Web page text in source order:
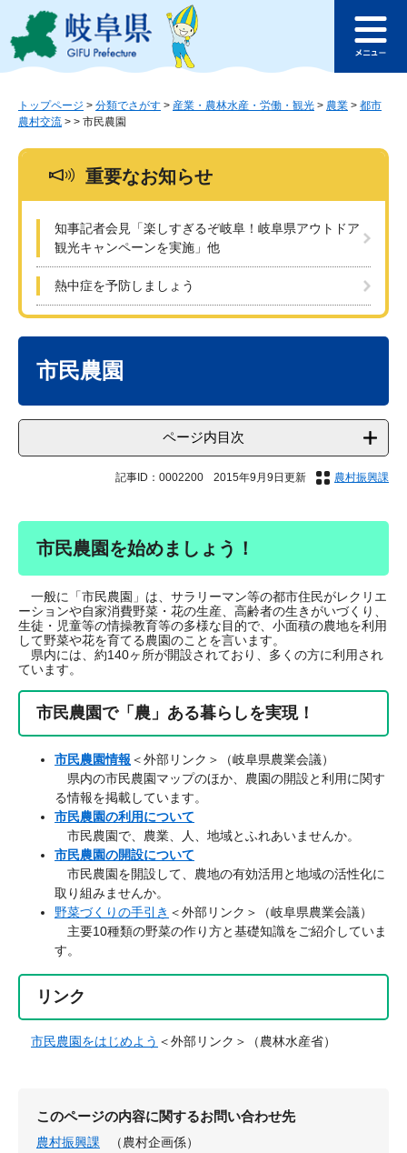
ジ
ュ
このページの本文へ
ュ
トップページ > 分類でさがす > 産業・農林水産・労働・観光 > 農業 > 都市
農村交流 > > 市民農園
重要なお知らせ
知事記者会見「楽しすぎるぞ岐阜！岐阜県アウトドア
観光キャンペーンを実施」他
熱中症を予防しましょう
市民農園
ページ内目次
記事ID：0002200 2015年9月9日更新 農村振興課
市民農園を始めましょう！
一般に「市民農園」は、サラリーマン等の都市住民がレクリエ
ーションや自家消費野菜・花の生産、高齢者の生きがいづくり、
生徒・児童等の情操教育等の多様な目的で、小面積の農地を利用
して野菜や花を育てる農園のことを言います。
県内には、約140ヶ所が開設されており、多くの方に利用され
ています。
市民農園で「農」ある暮らしを実現！
市民農園情報 ＜外部リンク＞
（岐阜県農業会議）
県内の市民農園マップのほか、農園の開設と利用に関す
る情報を掲載しています。
市民農園の利用について
市民農園で、農業、人、地域とふれあいませんか。
市民農園の開設について
市民農園を開設して、農地の有効活用と地域の活性化に
取り組みませんか。
野菜づくりの手引き ＜外部リンク＞
（岐阜県農業会議）
主要10種類の野菜の作り方と基礎知識をご紹介していま
す。
リンク
市民農園をはじめよう ＜外部リンク＞ （農林水産省）
このページの内容に関するお問い合わせ先
農村振興課
（農村企画係）